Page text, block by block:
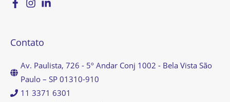
Contato
Av. Paulista, 726 - 5º Andar Conj 1002 - Bela Vista São
Paulo – SP 01310-910
11 3371 6301